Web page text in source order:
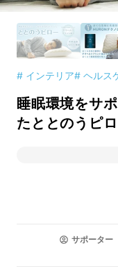
# インテリア# ヘルス
睡眠環境をサ
たととのうピ
サポーター